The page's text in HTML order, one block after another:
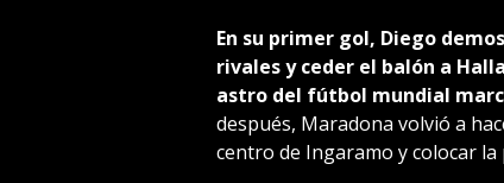
En su primer gol, Diego
rivales y ceder el balón a
astro del fútbol mundial
después, Maradona volvió a
centro de Ingaramo y colocar